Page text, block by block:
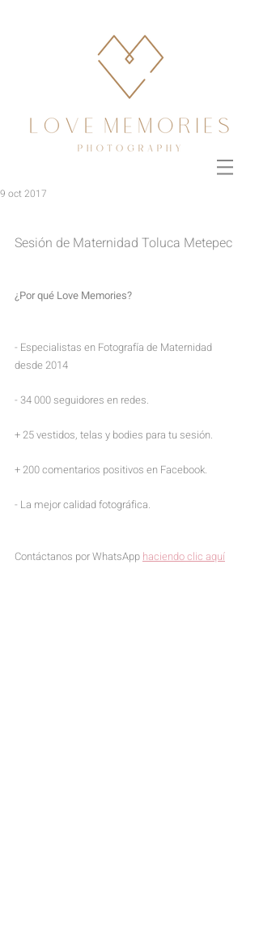
9 oct 2017
Sesión de Maternidad Toluca Metepec
¿Por qué Love Memories?
- Especialistas en Fotografía de Maternidad
desde 2014
- 34 000 seguidores en redes.
+ 25 vestidos, telas y bodies para tu sesión.
+ 200 comentarios positivos en Facebook.
- La mejor calidad fotográfica.
Contáctanos por WhatsApp haciendo clic aquí